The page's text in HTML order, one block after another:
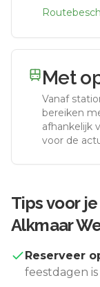
Met
Vanaf
bereiken
afhankelijk
voor de
Tips voor
Alkmaar
Reserveer
feestdagen